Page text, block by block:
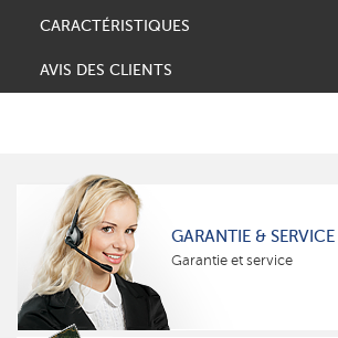
CARACTÉRISTIQUES
AVIS DES CLIENTS
GARANTIE & SERVICE
Garantie et service